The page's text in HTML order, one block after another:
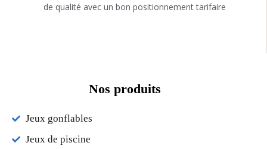
de qualité avec un bon positionnement tarifaire
Nos produits
Jeux gonflables
Jeux de piscine